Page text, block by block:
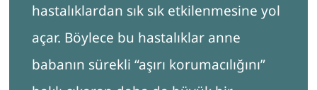
hastalıklardan sık sık etkilenmesine yol
açar. Böylece bu hastalıklar anne
babanın sürekli “aşırı korumacılığını”